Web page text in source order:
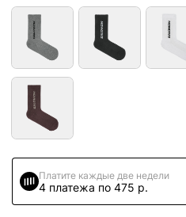
Платите каждые две недели
4 платежа по 475 р.